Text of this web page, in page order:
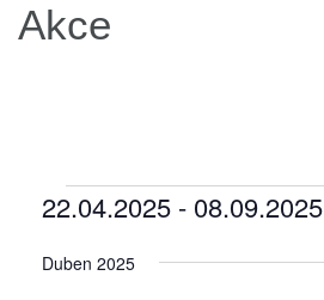
Akce
Akce
22.04.2025 - 08.09.2025
datum.
Duben 2025